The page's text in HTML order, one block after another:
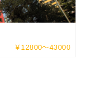
￥12800～43000